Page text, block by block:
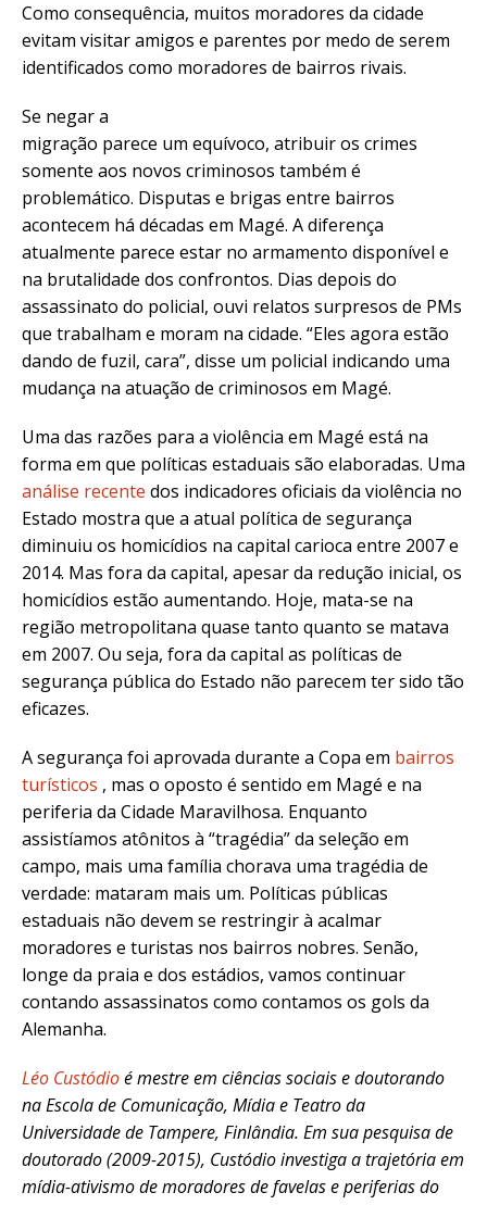
Como consequência, muitos moradores da cidade
evitam visitar amigos e parentes por medo de serem
identificados como moradores de bairros rivais.
Se negar a
migração parece um equívoco, atribuir os crimes
somente aos novos criminosos também é
problemático. Disputas e brigas entre bairros
acontecem há décadas em Magé. A diferença
atualmente parece estar no armamento disponível e
na brutalidade dos confrontos. Dias depois do
assassinato do policial, ouvi relatos surpresos de PMs
que trabalham e moram na cidade. “Eles agora estão
dando de fuzil, cara”, disse um policial indicando uma
mudança na atuação de criminosos em Magé.
Uma das razões para a violência em Magé está na
forma em que políticas estaduais são elaboradas. Uma
análise recente dos indicadores oficiais da violência no
Estado mostra que a atual política de segurança
diminuiu os homicídios na capital carioca entre 2007 e
2014. Mas fora da capital, apesar da redução inicial, os
homicídios estão aumentando. Hoje, mata-se na
região metropolitana quase tanto quanto se matava
em 2007. Ou seja, fora da capital as políticas de
segurança pública do Estado não parecem ter sido tão
eficazes.
A segurança foi aprovada durante a Copa em bairros
turísticos , mas o oposto é sentido em Magé e na
periferia da Cidade Maravilhosa. Enquanto
assistíamos atônitos à “tragédia” da seleção em
campo, mais uma família chorava uma tragédia de
verdade: mataram mais um. Políticas públicas
estaduais não devem se restringir à acalmar
moradores e turistas nos bairros nobres. Senão,
longe da praia e dos estádios, vamos continuar
contando assassinatos como contamos os gols da
Alemanha.
Léo Custódioé mestre em ciências sociais e doutorando
na Escola de Comunicação, Mídia e Teatro da
Universidade de Tampere, Finlândia. Em sua pesquisa de
doutorado (2009-2015), Custódio investiga a trajetória em
mídia-ativismo de moradores de favelas e periferias do